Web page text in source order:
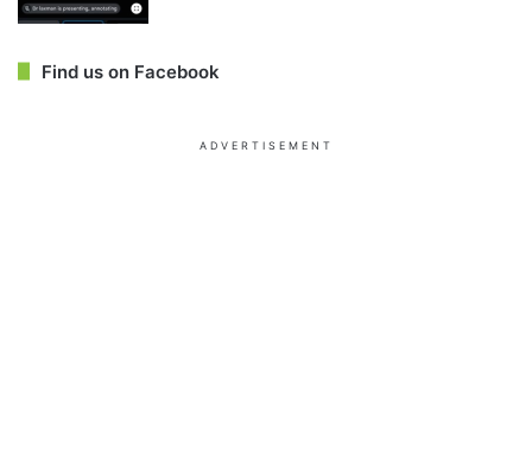
Find us on Facebook
ADVERTISEMENT